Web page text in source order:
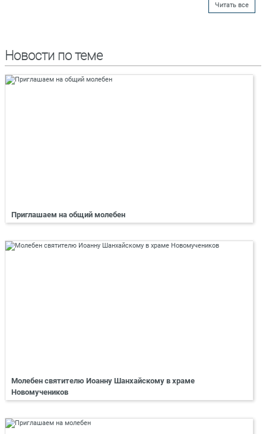
Читать все
Новости по теме
Приглашаем на общий молебен
Молебен святителю Иоанну Шанхайскому в храме
Новомучеников